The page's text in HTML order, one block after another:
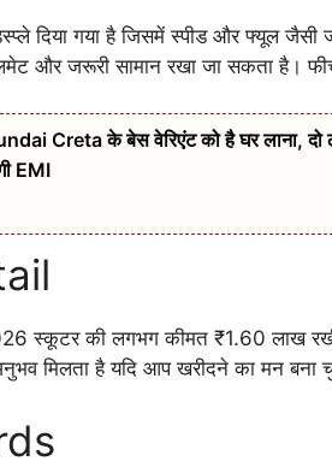
दिया गया है जिसमें स्पीड और फ्यूल जैसी
और जरूरी सामान रखा जा सकता है।
Creta के बेस वेरिएंट को है घर लाना,
EMI
स्कूटर की लगभग कीमत ₹1.60 लाख
मिलता है यदि आप खरीदने का मन बना